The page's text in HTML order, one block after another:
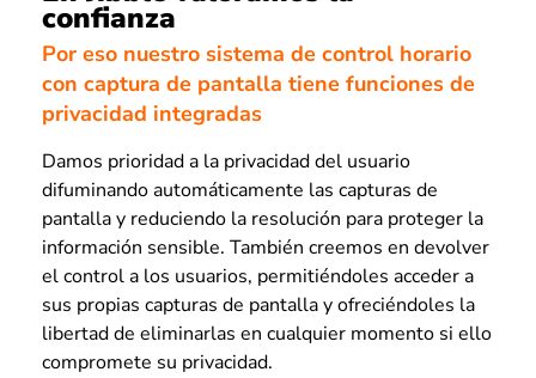
confianza
Por eso nuestro sistema de control horario
con captura de pantalla tiene funciones de
privacidad integradas
Damos prioridad a la privacidad del usuario
difuminando automáticamente las capturas de
pantalla y reduciendo la resolución para proteger la
información sensible. También creemos en devolver
el control a los usuarios, permitiéndoles acceder a
sus propias capturas de pantalla y ofreciéndoles la
libertad de eliminarlas en cualquier momento si ello
compromete su privacidad.